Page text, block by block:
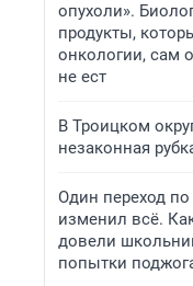
опухоли».
продукты,
онкологии, сам
не ест
В Троицком
незаконная
Один переход
изменил всё.
довели
попытки